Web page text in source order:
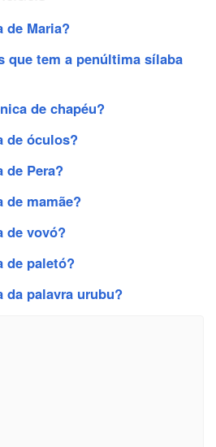
de Maria?
que tem a penúltima sílaba
de chapéu?
de óculos?
de Pera?
de mamãe?
de vovó?
de paletó?
da palavra urubu?